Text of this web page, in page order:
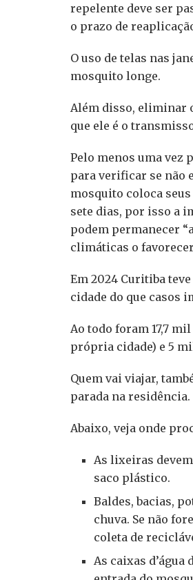
repelente deve ser
o prazo de
O uso de telas nas
mosquito longe.
Além disso, eliminar
que ele é o
Pelo menos uma
para verificar se não
mosquito coloca
sete dias, por isso a
podem permanecer
climáticas o
Em 2024 Curitiba
cidade do que casos
Ao todo foram 17,7
própria cidade) e 5
Quem vai viajar,
parada na residência.
Abaixo, veja onde
As lixeiras
saco plástico.
Baldes, bacias,
chuva. Se não
coleta de
As caixas